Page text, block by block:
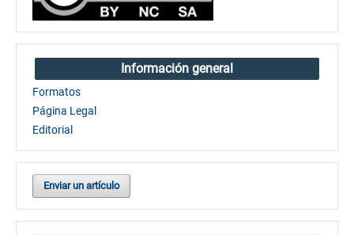
Información general
Formatos
Página Legal
Editorial
Enviar un artículo